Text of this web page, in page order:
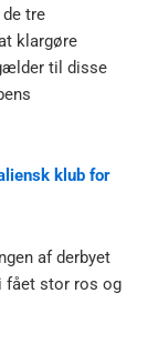
tre
klargøre
til disse
klub for
af derbyet
fået stor ros og